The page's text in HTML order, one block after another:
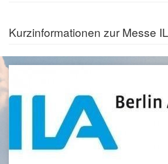
Kurzinformationen zur Messe